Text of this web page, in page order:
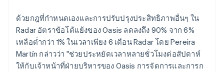
ด้วยกฎที่กำหนดเองและการปรับปรุงประสิทธิภาพอื่นๆ ใน
Radar อัตราข้อโต้แย้งของ Oasis ลดลงถึง 90% จาก 6%
เหลือต่ำกว่า 1% ในเวลาเพียง 6 เดือน Radar โดย Pereira
Martín กล่าวว่า "ช่วยประหยัดเวลาหลายชั่วโมงต่อสัปดาห์
ให้กับเจ้าหน้าที่ฝ่ายบริหารของ Oasis การจัดการและการก